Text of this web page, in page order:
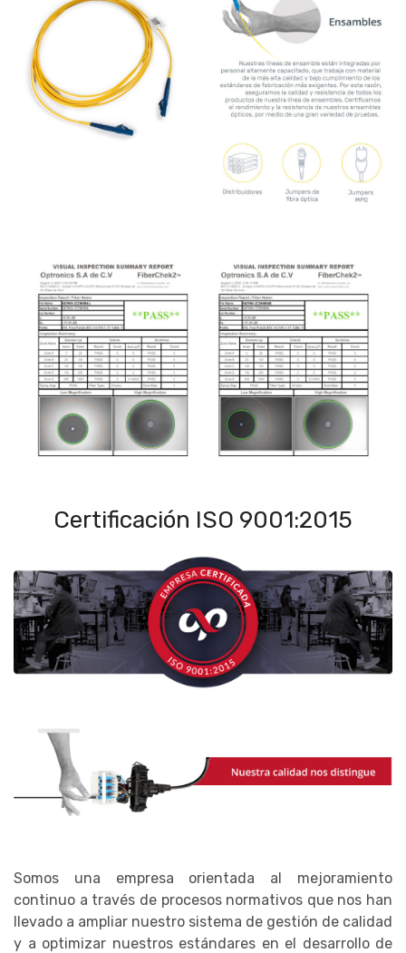
Certificación ISO 9001:2015
Somos una empresa orientada al mejoramiento
continuo a través de procesos normativos que nos han
llevado a ampliar nuestro sistema de gestión de calidad
y a optimizar nuestros estándares en el desarrollo de